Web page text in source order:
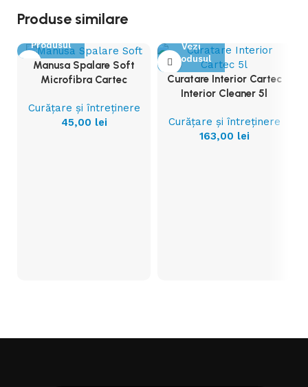
Produse similare
Produsul
Manusa Spalare Soft
Microfibra Cartec
Curățare și întreținere
45,00 lei
Vezi
Produsul
Curatare Interior Cartec
Interior Cleaner 5l
Curățare și întreținere
163,00 lei